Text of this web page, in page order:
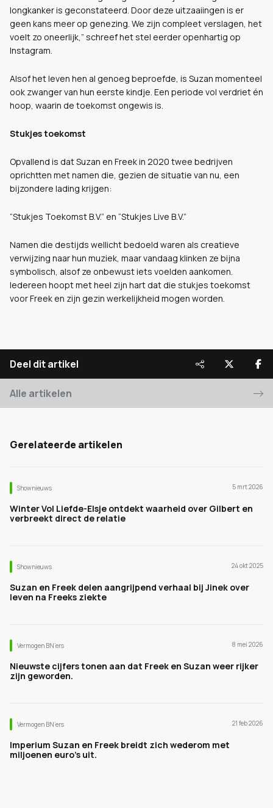
longkanker is geconstateerd. Door deze uitzaaiingen is er
geen kans meer op genezing. We zijn compleet verslagen, het
voelt zo oneerlijk,” schreef het stel eerder openhartig op
Instagram.
Alsof het leven hen al genoeg beproefde, is Suzan momenteel
ook zwanger van hun eerste kindje. Een periode vol verdriet én
hoop, waarin de toekomst ongewis is.
Stukjes toekomst
Opvallend is dat Suzan en Freek in 2020 twee bedrijven
oprichtten met namen die, gezien de situatie van nu, een
bijzondere lading krijgen:
“Stukjes Toekomst B.V.” en “Stukjes Live B.V.”
Namen die destijds wellicht bedoeld waren als creatieve
verwijzing naar hun muziek, maar vandaag klinken ze bijna
symbolisch, alsof ze onbewust iets voelden aankomen.
Iedereen hoopt met heel zijn hart dat die stukjes toekomst
voor Freek en zijn gezin werkelijkheid mogen worden.
Deel dit artikel
Alle artikelen
Gerelateerde artikelen
Shownieuws 5 mrt 2026
Winter Vol Liefde-Elsje ontdekt waarheid over Gilbert en
verbreekt direct de relatie
Shownieuws 24 okt 2025
Suzan en Freek delen aangrijpend verhaal bij Jinek over
leven na Freeks ziekte
Vermogen BN’ers 8 mei 2026
Nieuwste cijfers tonen aan dat Freek en Suzan weer rijker
zijn geworden.
Vermogen BN’ers 21 feb 2026
Imperium Suzan en Freek breidt zich wederom met
miljoenen euro's uit.